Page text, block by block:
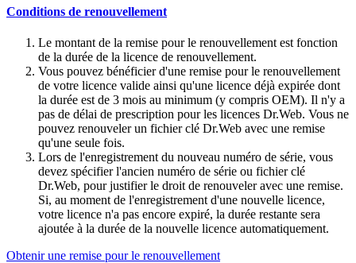
Conditions de renouvellement
Le montant de la remise pour le renouvellement est fonction
de la durée de la licence de renouvellement.
Vous pouvez bénéficier d'une remise pour le renouvellement
de votre licence valide ainsi qu'une licence déjà expirée dont
la durée est de 3 mois au minimum (y compris OEM). Il n'y a
pas de délai de prescription pour les licences Dr.Web. Vous ne
pouvez renouveler un fichier clé Dr.Web avec une remise
qu'une seule fois.
Lors de l'enregistrement du nouveau numéro de série, vous
devez spécifier l'ancien numéro de série ou fichier clé
Dr.Web, pour justifier le droit de renouveler avec une remise.
Si, au moment de l'enregistrement d'une nouvelle licence,
votre licence n'a pas encore expiré, la durée restante sera
ajoutée à la durée de la nouvelle licence automatiquement.
Obtenir une remise pour le renouvellement